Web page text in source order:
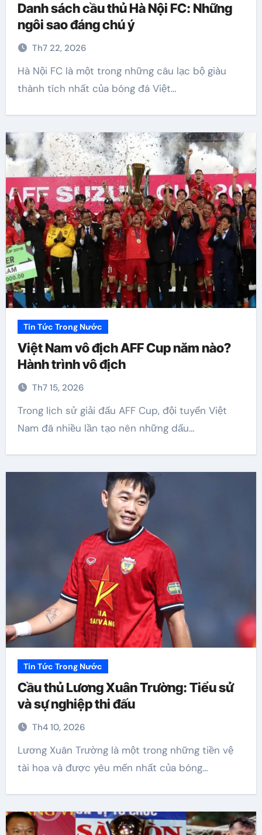
Danh sách cầu thủ Hà Nội FC: Những
ngôi sao đáng chú ý
Th7 22, 2026
Hà Nội FC là một trong những câu lạc bộ giàu
thành tích nhất của bóng đá Việt…
Tin Tức Trong Nước
Việt Nam vô địch AFF Cup năm nào?
Hành trình vô địch
Th7 15, 2026
Trong lịch sử giải đấu AFF Cup, đội tuyển Việt
Nam đã nhiều lần tạo nên những dấu…
Tin Tức Trong Nước
Cầu thủ Lương Xuân Trường: Tiểu sử
và sự nghiệp thi đấu
Th4 10, 2026
Lương Xuân Trường là một trong những tiền vệ
tài hoa và được yêu mến nhất của bóng…